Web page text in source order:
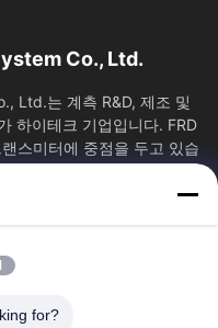
Co., Ltd.
Ltd.는 계측 R&D, 제조 및
하이테크 기업입니다. FRD
스미터에 중점을 두고 있습
소개
관리for?